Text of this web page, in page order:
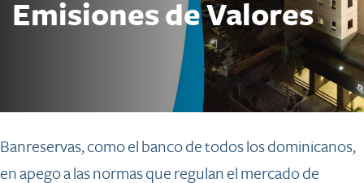
Emisiones de Valores
Banreservas, como el banco de todos los dominicanos,
en apego a las normas que regulan el mercado de